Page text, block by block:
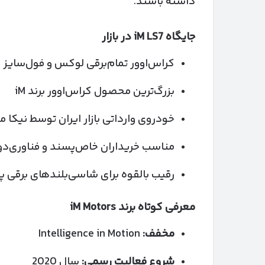
جایگاه
در بازار
کراس‌اوور تمام‌برقی لوکس و فول‌سایز
بزرگ‌ترین محصول کراس‌اوور برند iM
خودروی وارداتی بازار ایران توسط نیکا
مناسب خریداران خاص‌پسند و
رقیب بالقوه برای شاسی‌بلندهای برقی
معرفی کوتاه برند
مخفف: